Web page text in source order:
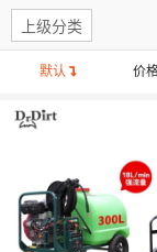
上级分类
默认 价